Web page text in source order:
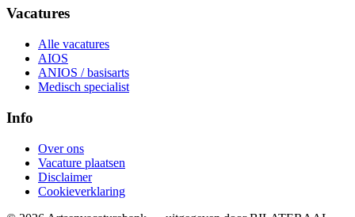
Vacatures
Alle vacatures
AIOS
ANIOS / basisarts
Medisch specialist
Info
Over ons
Vacature plaatsen
Disclaimer
Cookieverklaring